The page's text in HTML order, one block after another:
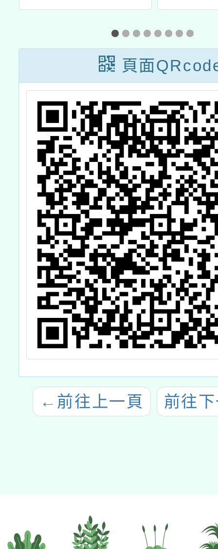
至115年美感與
設計創新計畫」
114-1學期「美
感通識課程與美
感體驗課程推廣
計畫-城市天際線
課程」
辦理
分享
頁面
← 前往上一頁 前往